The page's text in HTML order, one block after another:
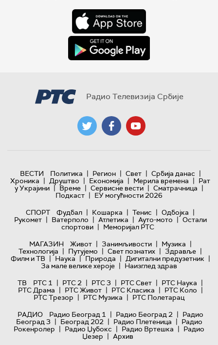
Радио Телевизија Србије
ВЕСТИ Политика | Регион | Свет | Србија данас |
Хроника | Друштво | Економија | Мерила времена | Рат
у Украјини | Време | Сервисне вести | Сматрачница |
Подкаст | ЕУ могућности 2026
СПОРТ
Фудбал | Кошарка | Тенис | Одбојка |
Рукомет | Ватерполо | Атлетика | Ауто-мото | Остали
спортови | Меморијал РТС
МАГАЗИН
Живот | Занимљивости | Музика |
Технологијa | Путујемо | Свет познатих | Здравље |
Филм и ТВ | Наука | Природа | Дигитални предузетник |
За мале велике хероје | Наизглед здрав
ТВ
РТС 1 | РТС 2 | РТС 3 | РТС Свет | РТС Наука |
РТС Драма | РТС Живот | РТС Класика | РТС Коло |
РТС Трезор | РТС Музика | РТС Полетарац
РАДИО
Радио Београд 1 | Радио Београд 2 | Радио
Београд 3 | Београд 202 | Радио Плетеница | Радио
Рокенролер | Радио Џубокс | Радио Вртешка | Радио
Џезер | Архив